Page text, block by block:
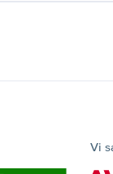
Vi